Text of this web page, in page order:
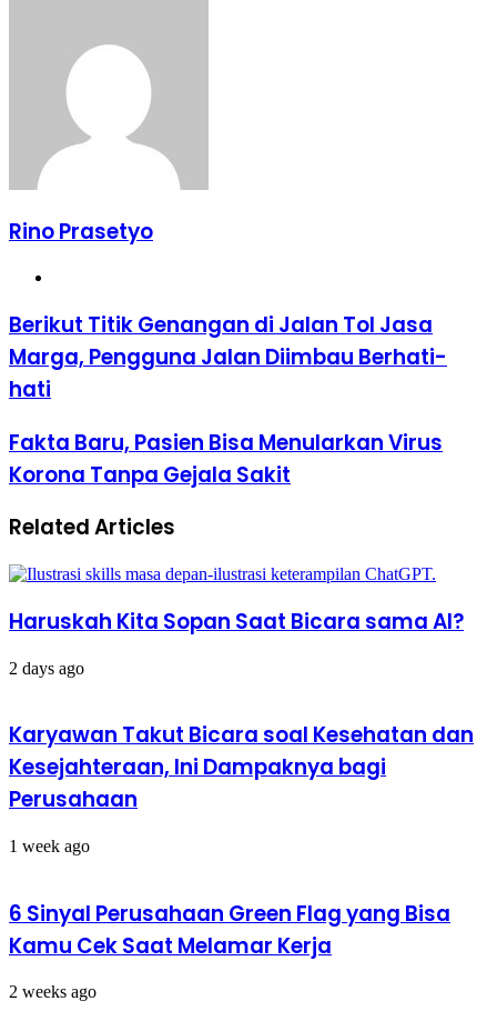
Rino Prasetyo
Berikut
Titik
Genangan
di
Jalan
Jasa
Marga,
Pengguna
Diimbau
Berhati-
Berikut Titik Genangan di Jalan Tol Jasa
Marga, Pengguna Jalan Diimbau Berhati-
hati
Fakta
Baru,
Pasien
Menularkan
Virus
Tanpa
Sakit
Fakta Baru, Pasien Bisa Menularkan Virus
Korona Tanpa Gejala Sakit
Related Articles
Haruskah Kita Sopan Saat Bicara sama AI?
2 days ago
Karyawan Takut Bicara soal Kesehatan dan
Kesejahteraan, Ini Dampaknya bagi
Perusahaan
1 week ago
6 Sinyal Perusahaan Green Flag yang Bisa
Kamu Cek Saat Melamar Kerja
2 weeks ago